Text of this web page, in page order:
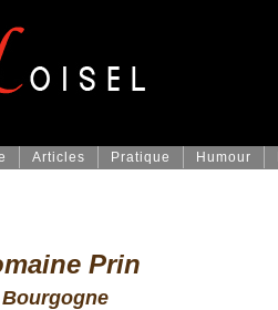
Articles Pratique Humour
Prin
Bourgogne